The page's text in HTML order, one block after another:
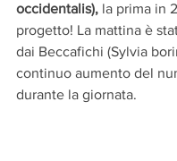
occidentalis), la prima in
progetto! La mattina è
dai Beccafichi (Sylvia
continuo aumento del
durante la giornata.